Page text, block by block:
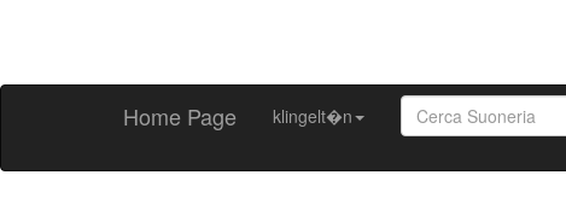
Home Page klingelt�n